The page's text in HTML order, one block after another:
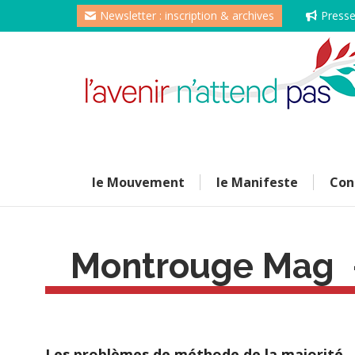
Newsletter : inscription & archives Presse
le Mouvement le Manifeste
Montrouge Mag